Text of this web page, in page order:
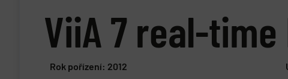
ViiA 7 real-time
Rok pořízení: 2012